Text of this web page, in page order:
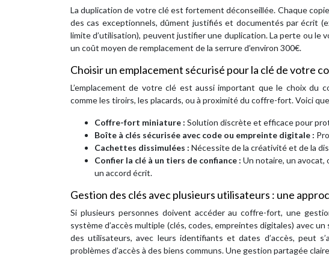
La duplication de votre clé est fortement déconseillée. Chaque
des cas exceptionnels, dûment justifiés et documentés par écrit
limite d’utilisation), peuvent justifier une duplication. La perte ou le
un coût moyen de remplacement de la serrure d’environ 300€.
Choisir un emplacement sécurisé pour la clé de votre
L’emplacement de votre clé est aussi important que le choix du
comme les tiroirs, les placards, ou à proximité du coffre-fort. Voici
Coffre-fort miniature : Solution discrète et efficace pour
Boîte à clés sécurisée avec code ou empreinte digitale :
Cachettes dissimulées : Nécessite de la créativité et de la
Confier la clé à un tiers de confiance : Un notaire, un avocat,
un accord écrit.
Gestion des clés avec plusieurs utilisateurs : une
Si plusieurs personnes doivent accéder au coffre-fort, une
système d’accès multiple (clés, codes, empreintes digitales) avec
des utilisateurs, avec leurs identifiants et dates d’accès, peut
problèmes d’accès à des biens communs. Une gestion partagée